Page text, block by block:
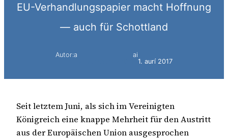
EU-Verhandlungspapier macht Hoffnung
— auch für Schottland
Autor:a
ai
1. aurí 2017
Seit letztem Juni, als sich im Vereinigten
Königreich eine knappe Mehrheit für den Austritt
aus der Europäischen Union ausgesprochen